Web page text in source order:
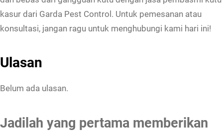
a
n
i
kasur dari Garda Pest Control. Untuk pemesanan atau
konsultasi, jangan ragu untuk menghubungi kami hari ini!
Ulasan
Belum ada ulasan.
Jadilah yang pertama memberikan